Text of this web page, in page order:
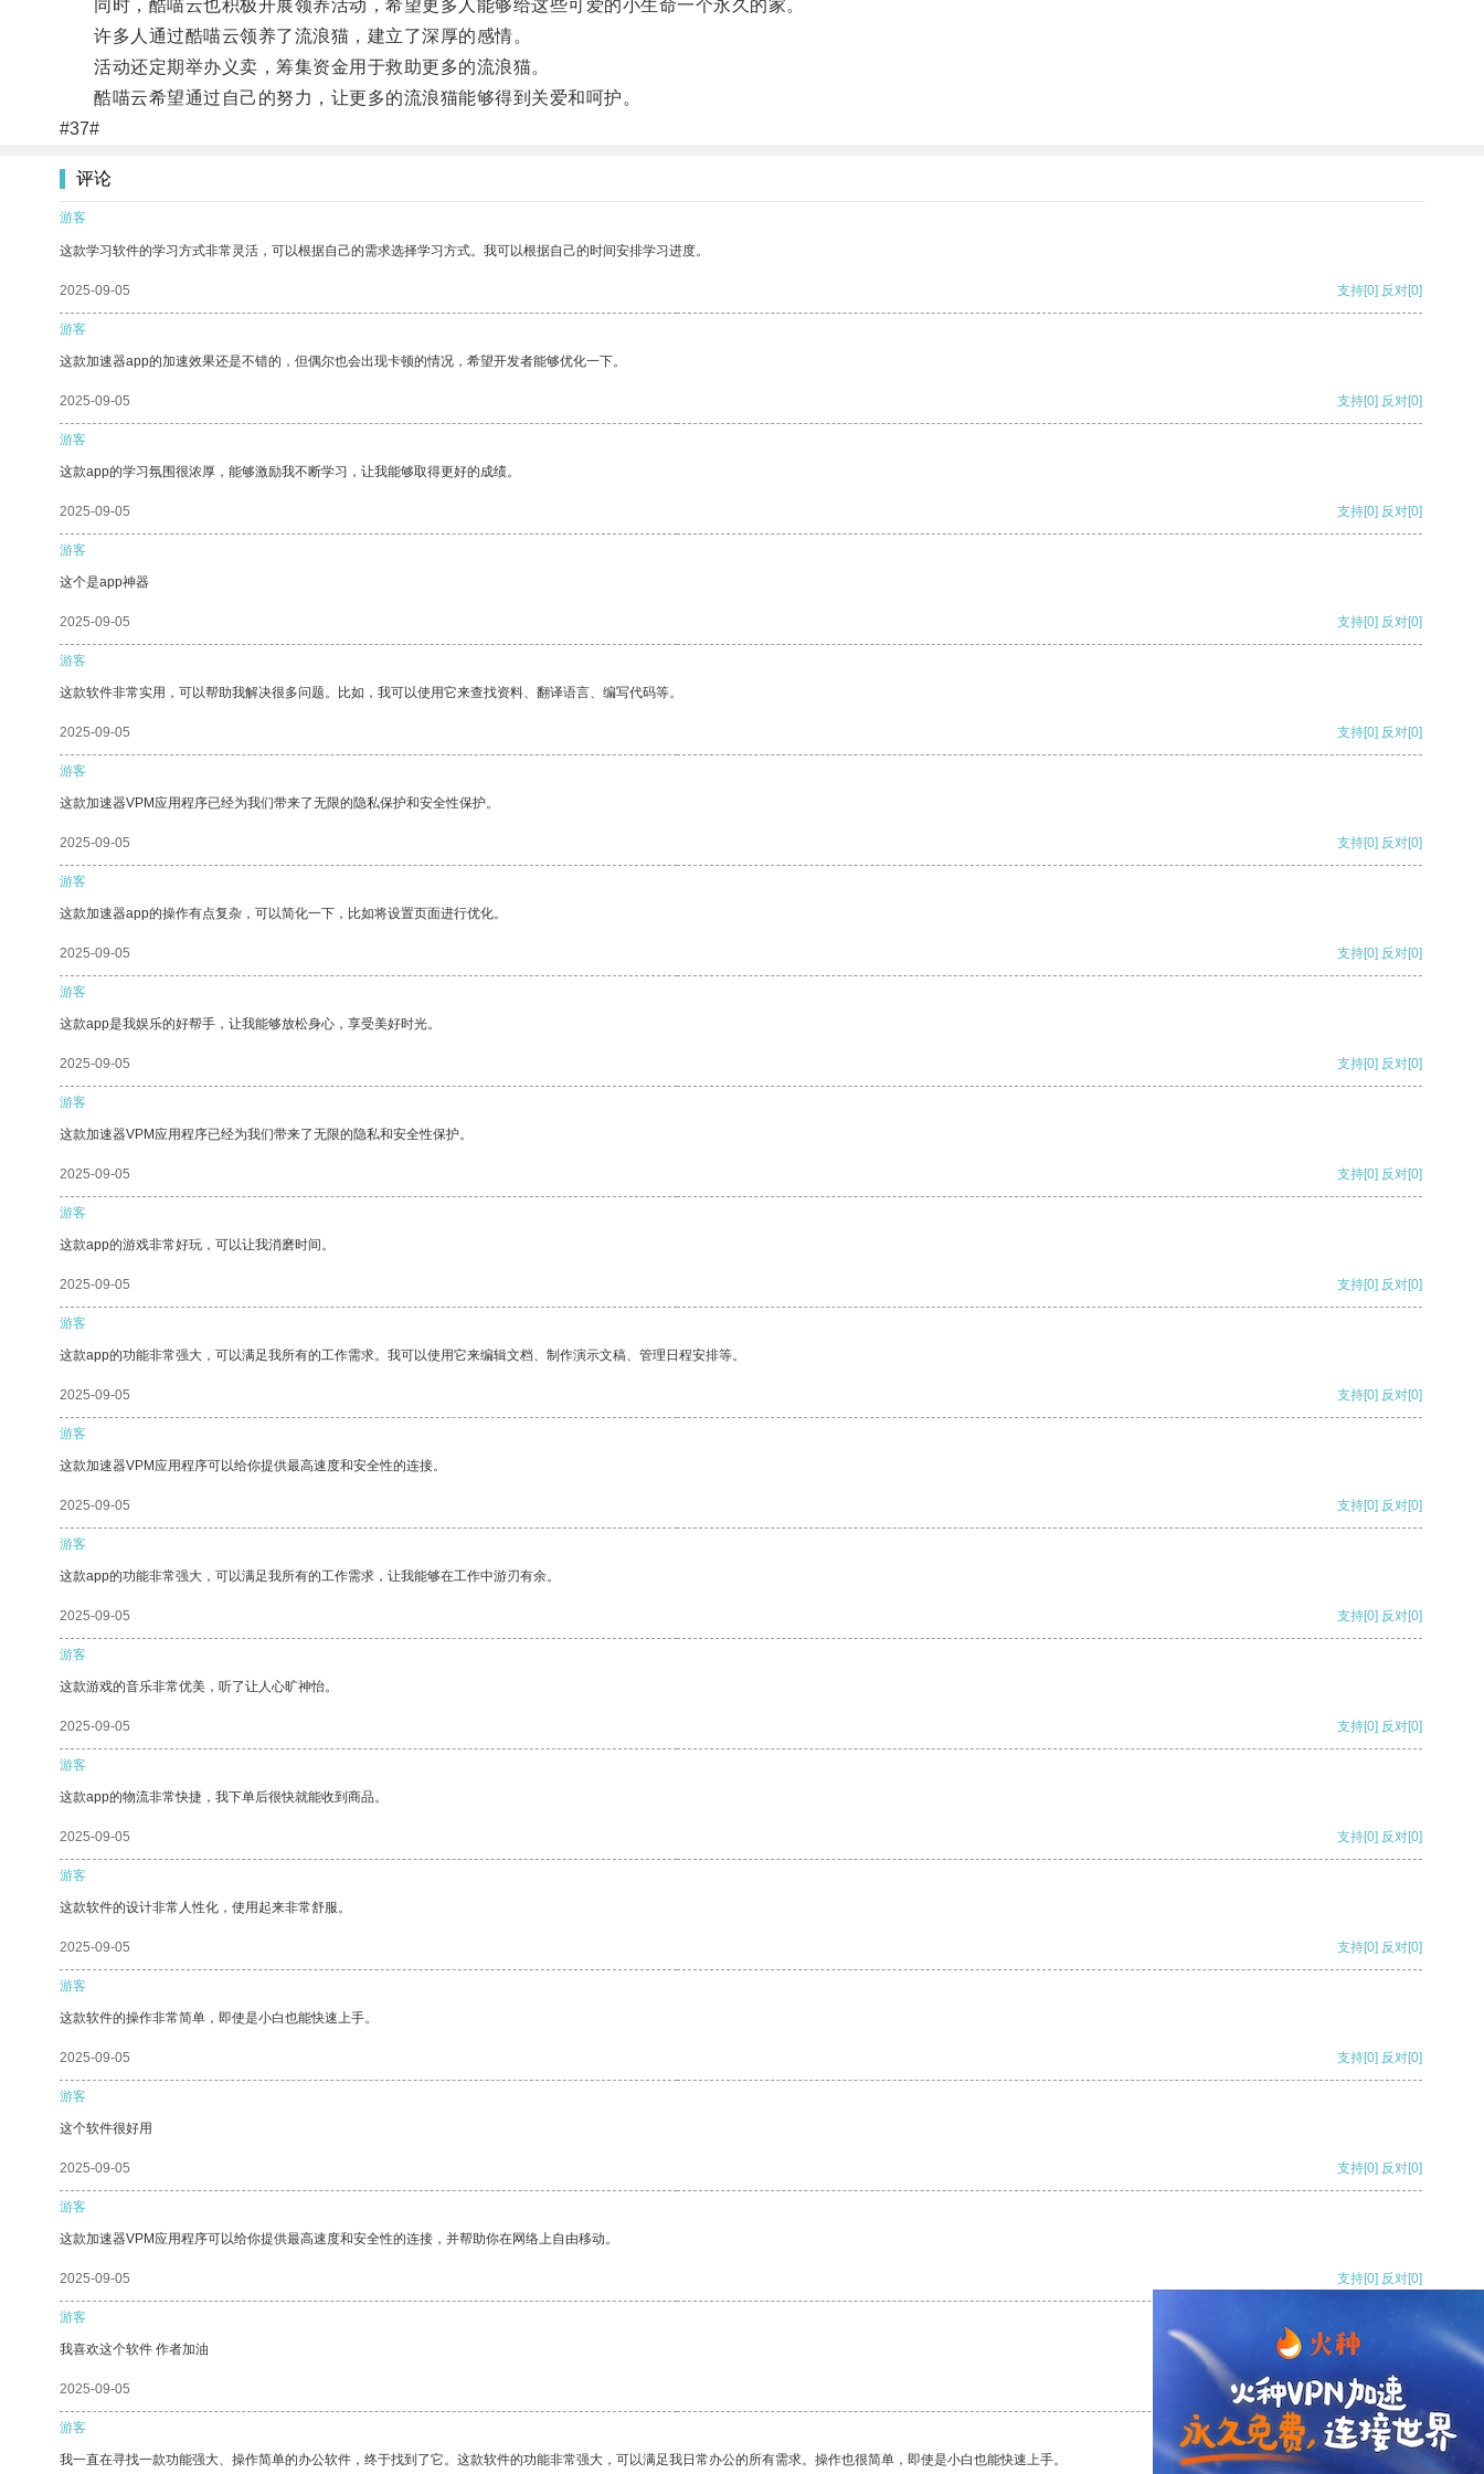
同时，酷喵云也积极开展领养活动，希望更多人能够给这些可爱的小生命一个永久的家。
许多人通过酷喵云领养了流浪猫，建立了深厚的感情。
活动还定期举办义卖，筹集资金用于救助更多的流浪猫。
酷喵云希望通过自己的努力，让更多的流浪猫能够得到关爱和呵护。
#37#
评论
游客
这款学习软件的学习方式非常灵活，可以根据自己的需求选择学习方式。我可以根据自己的时间安排学习进度。
2025-09-05 支持[0] 反对[0]
游客
这款加速器app的加速效果还是不错的，但偶尔也会出现卡顿的情况，希望开发者能够优化一下。
2025-09-05 支持[0] 反对[0]
游客
这款app的学习氛围很浓厚，能够激励我不断学习，让我能够取得更好的成绩。
2025-09-05 支持[0] 反对[0]
游客
这个是app神器
2025-09-05 支持[0] 反对[0]
游客
这款软件非常实用，可以帮助我解决很多问题。比如，我可以使用它来查找资料、翻译语言、编写代码等。
2025-09-05 支持[0] 反对[0]
游客
这款加速器VPM应用程序已经为我们带来了无限的隐私保护和安全性保护。
2025-09-05 支持[0] 反对[0]
游客
这款加速器app的操作有点复杂，可以简化一下，比如将设置页面进行优化。
2025-09-05 支持[0] 反对[0]
游客
这款app是我娱乐的好帮手，让我能够放松身心，享受美好时光。
2025-09-05 支持[0] 反对[0]
游客
这款加速器VPM应用程序已经为我们带来了无限的隐私和安全性保护。
2025-09-05 支持[0] 反对[0]
游客
这款app的游戏非常好玩，可以让我消磨时间。
2025-09-05 支持[0] 反对[0]
游客
这款app的功能非常强大，可以满足我所有的工作需求。我可以使用它来编辑文档、制作演示文稿、管理日程安排等。
2025-09-05 支持[0] 反对[0]
游客
这款加速器VPM应用程序可以给你提供最高速度和安全性的连接。
2025-09-05 支持[0] 反对[0]
游客
这款app的功能非常强大，可以满足我所有的工作需求，让我能够在工作中游刃有余。
2025-09-05 支持[0] 反对[0]
游客
这款游戏的音乐非常优美，听了让人心旷神怡。
2025-09-05 支持[0] 反对[0]
游客
这款app的物流非常快捷，我下单后很快就能收到商品。
2025-09-05 支持[0] 反对[0]
游客
这款软件的设计非常人性化，使用起来非常舒服。
2025-09-05 支持[0] 反对[0]
游客
这款软件的操作非常简单，即使是小白也能快速上手。
2025-09-05 支持[0] 反对[0]
游客
这个软件很好用
2025-09-05 支持[0] 反对[0]
游客
这款加速器VPM应用程序可以给你提供最高速度和安全性的连接，并帮助你在网络上自由移动。
2025-09-05 支持[0] 反对[0]
游客
我喜欢这个软件 作者加油
2025-09-05 支持[0] 反对
游客
我一直在寻找一款功能强大、操作简单的办公软件，终于找到了它。这款软件的功能非常强大，可以满足我日常办公的所有需求。操作也很简单，即使是小白也能快速上手。